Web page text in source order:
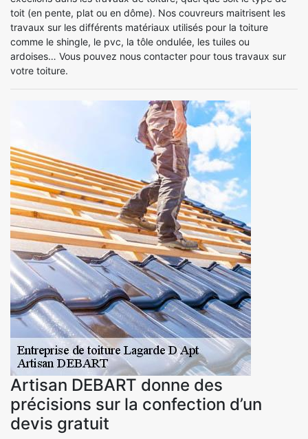
toit (en pente, plat ou en dôme). Nos couvreurs maitrisent les
travaux sur les différents matériaux utilisés pour la toiture
comme le shingle, le pvc, la tôle ondulée, les tuiles ou
ardoises… Vous pouvez nous contacter pour tous travaux sur
votre toiture.
Artisan DEBART donne des
précisions sur la confection d’un
devis gratuit